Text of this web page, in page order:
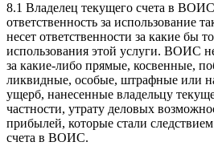
8.1 Владелец текущего счета в
ответственность за использование
несет ответственности за какие бы
использования этой услуги. ВОИС
за какие-либо прямые, косвенные,
ликвидные, особые, штрафные или
ущерб, нанесенные владельцу
частности, утрату деловых
прибылей, которые стали
счета в ВОИС.